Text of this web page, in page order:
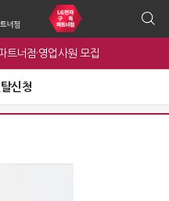
트너점·영업사원 모집
신청